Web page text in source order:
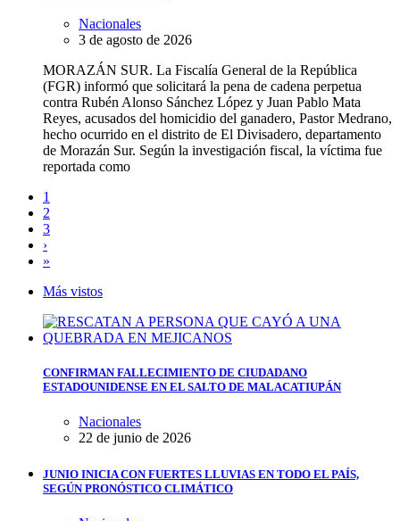
Nacionales
3 de agosto de 2026
MORAZÁN SUR. La Fiscalía General de la República
(FGR) informó que solicitará la pena de cadena perpetua
contra Rubén Alonso Sánchez López y Juan Pablo Mata
Reyes, acusados del homicidio del ganadero, Pastor Medrano,
hecho ocurrido en el distrito de El Divisadero, departamento
de Morazán Sur. Según la investigación fiscal, la víctima fue
reportada como
1
2
3
›
»
Más vistos
CONFIRMAN FALLECIMIENTO DE CIUDADANO
ESTADOUNIDENSE EN EL SALTO DE MALACATIUPÁN
Nacionales
22 de junio de 2026
JUNIO INICIA CON FUERTES LLUVIAS EN TODO EL PAÍS,
SEGÚN PRONÓSTICO CLIMÁTICO